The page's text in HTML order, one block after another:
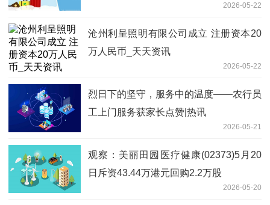
2026-05-22
沧州利呈照明有限公司成立 注册资本20
万人民币_天天资讯
2026-05-22
烈日下的坚守，服务中的温度——农行员
工上门服务获家长点赞|热讯
2026-05-21
观察：美丽田园医疗健康(02373)5月20
日斥资43.44万港元回购2.2万股
2026-05-20